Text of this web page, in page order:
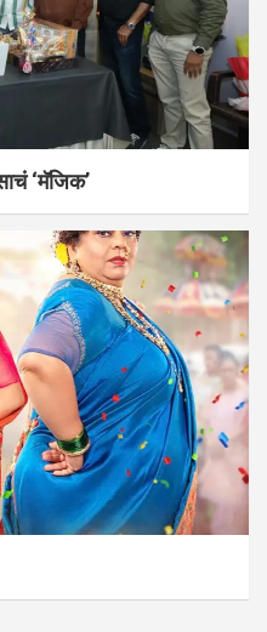
‘मॅजिक’